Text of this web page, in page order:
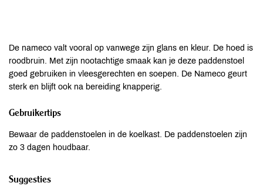
De nameco valt vooral op vanwege zijn glans en kleur. De hoed is
roodbruin. Met zijn nootachtige smaak kan je deze paddenstoel
goed gebruiken in vleesgerechten en soepen. De Nameco geurt
sterk en blijft ook na bereiding knapperig.
Gebruikertips
Bewaar de paddenstoelen in de koelkast. De paddenstoelen zijn
zo 3 dagen houdbaar.
Suggesties